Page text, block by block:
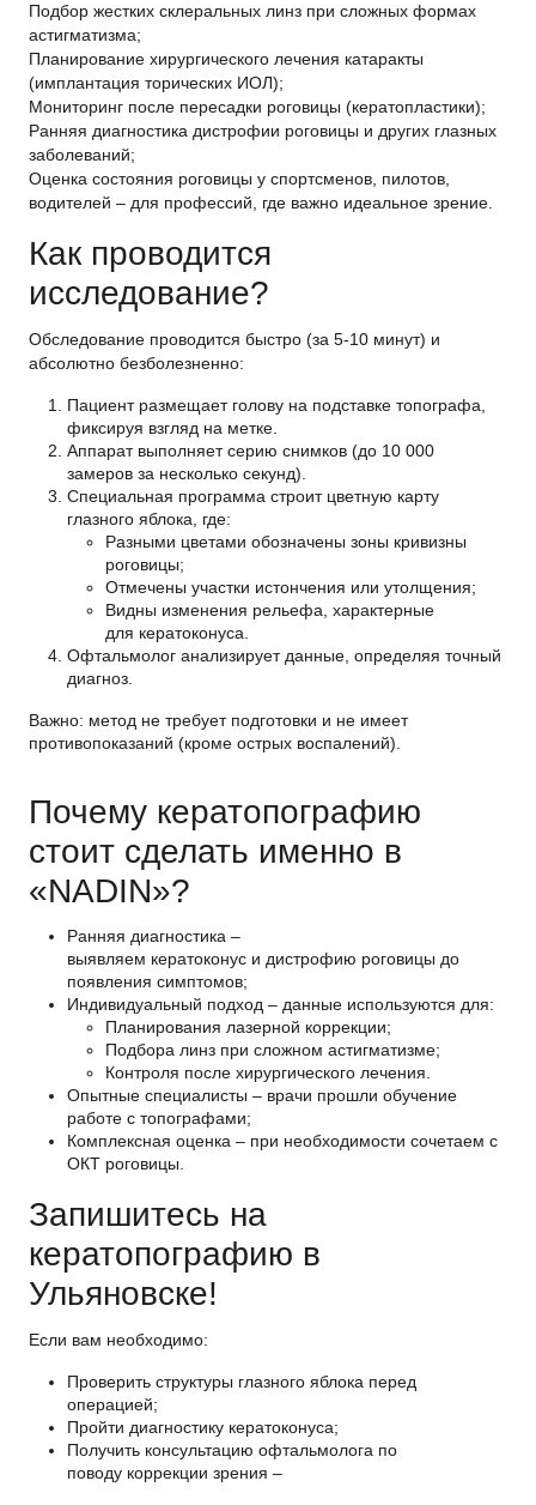
Подбор жестких склеральных линз при сложных формах
астигматизма;
Планирование хирургического лечения катаракты
(имплантация торических ИОЛ);
Мониторинг после пересадки роговицы (кератопластики);
Ранняя диагностика дистрофии роговицы и других глазных
заболеваний;
Оценка состояния роговицы у спортсменов, пилотов,
водителей – для профессий, где важно идеальное зрение.
Как проводится
исследование?
Обследование проводится быстро (за 5-10 минут) и
абсолютно безболезненно:
Пациент размещает голову на подставке топографа,
фиксируя взгляд на метке.
Аппарат выполняет серию снимков (до 10 000
замеров за несколько секунд).
Специальная программа строит цветную карту
глазного яблока, где:
Разными цветами обозначены зоны кривизны
роговицы;
Отмечены участки истончения или утолщения;
Видны изменения рельефа, характерные
для кератоконуса.
Офтальмолог анализирует данные, определяя точный
диагноз.
Важно: метод не требует подготовки и не имеет
противопоказаний (кроме острых воспалений).
Почему кератопографию
стоит сделать именно в
«NADIN»?
Ранняя диагностика –
выявляем кератоконус и дистрофию роговицы до
появления симптомов;
Индивидуальный подход – данные используются для:
Планирования лазерной коррекции;
Подбора линз при сложном астигматизме;
Контроля после хирургического лечения.
Опытные специалисты – врачи прошли обучение
работе с топографами;
Комплексная оценка – при необходимости сочетаем с
ОКТ роговицы.
Запишитесь на
кератопографию в
Ульяновске!
Если вам необходимо:
Проверить структуры глазного яблока перед
операцией;
Пройти диагностику кератоконуса;
Получить консультацию офтальмолога по
поводу коррекции зрения –